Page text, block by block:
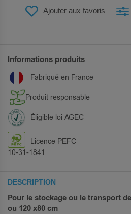
Ajouter aux favoris
Informations produits
Fabriqué en France
Produit responsable
Éligible loi AGEC
10-31-1841
Licence PEFC
DESCRIPTION
Pour le stockage ou le transport
ou 120 x80 cm